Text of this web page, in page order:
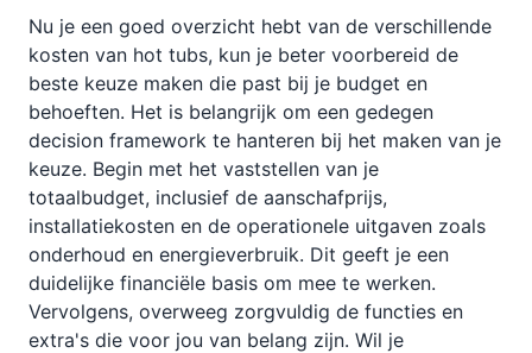
Nu je een goed overzicht hebt van de verschillende
kosten van hot tubs, kun je beter voorbereid de
beste keuze maken die past bij je budget en
behoeften. Het is belangrijk om een gedegen
decision framework te hanteren bij het maken van je
keuze. Begin met het vaststellen van je
totaalbudget, inclusief de aanschafprijs,
installatiekosten en de operationele uitgaven zoals
onderhoud en energieverbruik. Dit geeft je een
duidelijke financiële basis om mee te werken.
Vervolgens, overweeg zorgvuldig de functies en
extra's die voor jou van belang zijn. Wil je